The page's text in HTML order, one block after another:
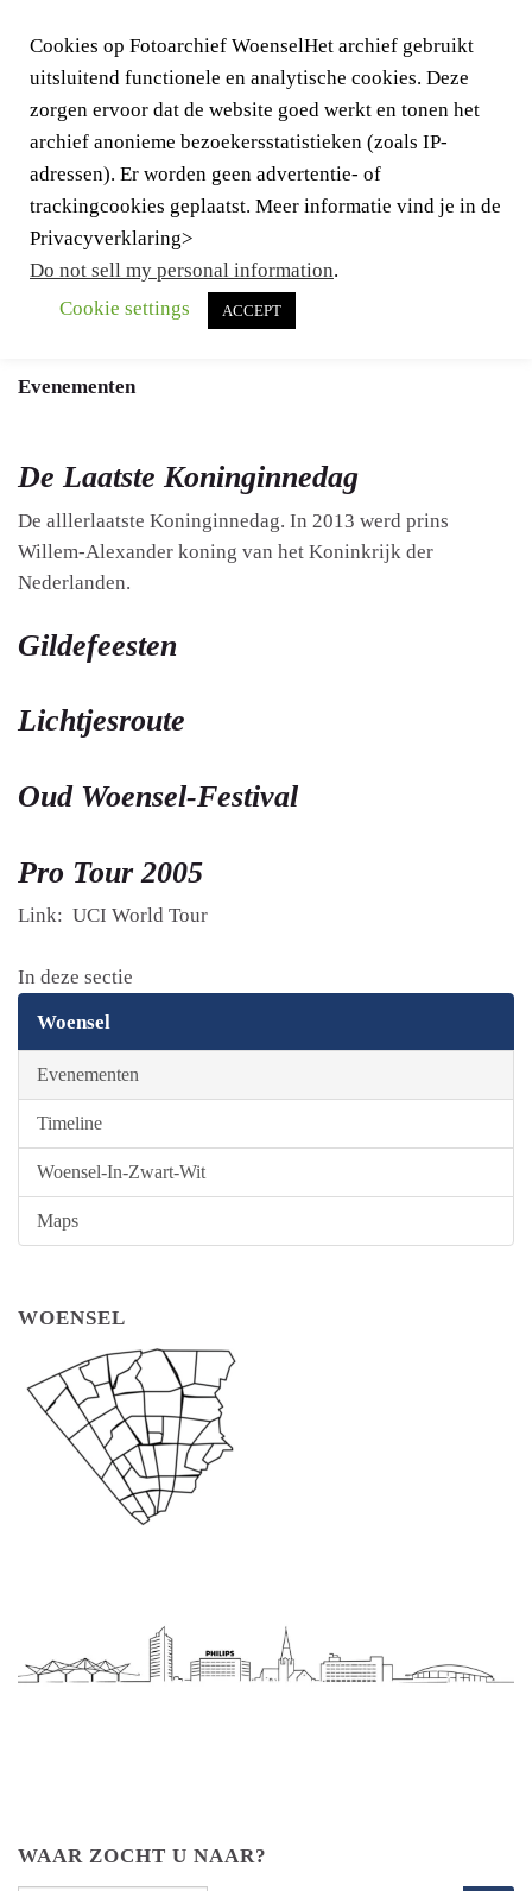
Woensel
Evenementen
De Laatste Koninginnedag
De alllerlaatste Koninginnedag. In 2013 werd prins
Willem-Alexander koning van het Koninkrijk der
Nederlanden.
Gildefeesten
Lichtjesroute
Oud Woensel-Festival
Pro Tour 2005
Link: UCI World Tour
In deze sectie
Woensel
Evenementen
Timeline
Woensel-In-Zwart-Wit
Maps
WOENSEL
WAAR ZOCHT U NAAR?
Cookies op Fotoarchief WoenselHet archief gebruikt
uitsluitend functionele en analytische cookies. Deze
zorgen ervoor dat de website goed werkt en tonen het
archief anonieme bezoekersstatistieken (zoals IP-
adressen). Er worden geen advertentie- of
trackingcookies geplaatst. Meer informatie vind je in de
Privacyverklaring>
Do not sell my personal information.
Cookie settings
ACCEPT